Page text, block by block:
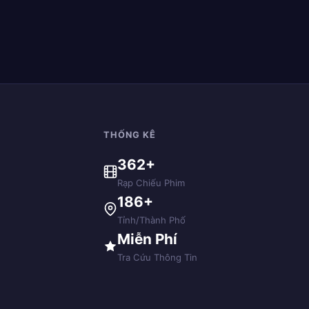
THỐNG KÊ
362+
Rạp Chiếu Phim
186+
Tỉnh/Thành Phố
Miễn Phí
Tra Cứu Thông Tin